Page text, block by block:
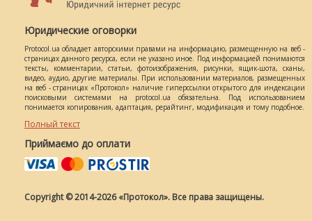
Юридические оговорки
Protocol.ua обладает авторскими правами на информацию, размещенную на веб -
страницах данного ресурса, если не указано иное. Под информацией понимаются
тексты, комментарии, статьи, фотоизображения, рисунки, ящик-шота, сканы,
видео, аудио, другие материалы. При использовании материалов, размещенных
на веб - страницах «Протокол» наличие гиперссылки открытого для индексации
поисковыми системами на protocol.ua обязательна. Под использованием
понимается копирования, адаптация, рерайтинг, модификация и тому подобное.
Полный текст
Приймаємо до оплати
Copyright © 2014-2026 «Протокол». Все права защищены.